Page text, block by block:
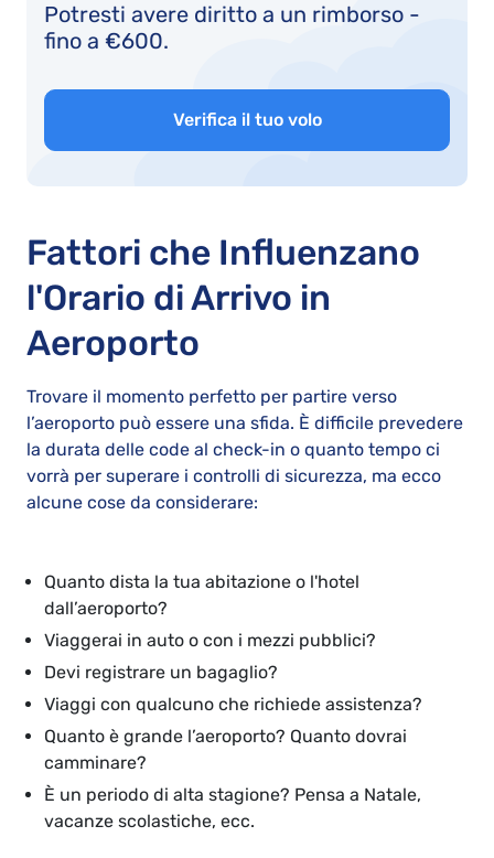
Potresti avere diritto a un rimborso -
fino a €600.
Verifica il tuo volo
Fattori che Influenzano
l'Orario di Arrivo in
Aeroporto
Trovare il momento perfetto per partire verso
l’aeroporto può essere una sfida. È difficile prevedere
la durata delle code al check-in o quanto tempo ci
vorrà per superare i controlli di sicurezza, ma ecco
alcune cose da considerare:
Quanto dista la tua abitazione o l'hotel
dall’aeroporto?
Viaggerai in auto o con i mezzi pubblici?
Devi registrare un bagaglio?
Viaggi con qualcuno che richiede assistenza?
Quanto è grande l’aeroporto? Quanto dovrai
camminare?
È un periodo di alta stagione? Pensa a Natale,
vacanze scolastiche, ecc.